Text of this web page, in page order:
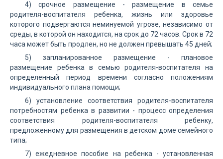
4) срочное размещение - размещение в семье
родителя-воспитателя ребенка, жизнь или здоровье
которого подвергаются неминуемой угрозе, независимо от
среды, в которой он находится, на срок до 72 часов. Срок в 72
часа может быть продлен, но не должен превышать 45 дней;
5) запланированное размещение - плановое
размещение ребенка в семью родителя-воспитателя на
определенный период времени согласно положениям
индивидуального плана помощи;
6) установление соответствия родителя-воспитателя
потребностям ребенка в развитии - процесс определения
соответствия родителя-воспитателя ребенку,
предложенному для размещения в детском доме семейного
типа;
7) ежедневное пособие на ребенка - установленная